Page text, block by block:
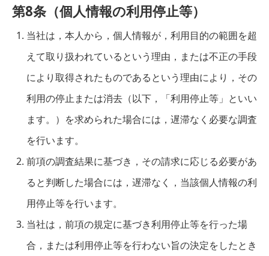
第8条（個人情報の利用停止等）
当社は，本人から，個人情報が，利用目的の範囲を超
えて取り扱われているという理由，または不正の手段
により取得されたものであるという理由により，その
利用の停止または消去（以下，「利用停止等」といい
ます。）を求められた場合には，遅滞なく必要な調査
を行います。
前項の調査結果に基づき，その請求に応じる必要があ
ると判断した場合には，遅滞なく，当該個人情報の利
用停止等を行います。
当社は，前項の規定に基づき利用停止等を行った場
合，または利用停止等を行わない旨の決定をしたとき